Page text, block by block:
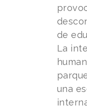
de
La
una